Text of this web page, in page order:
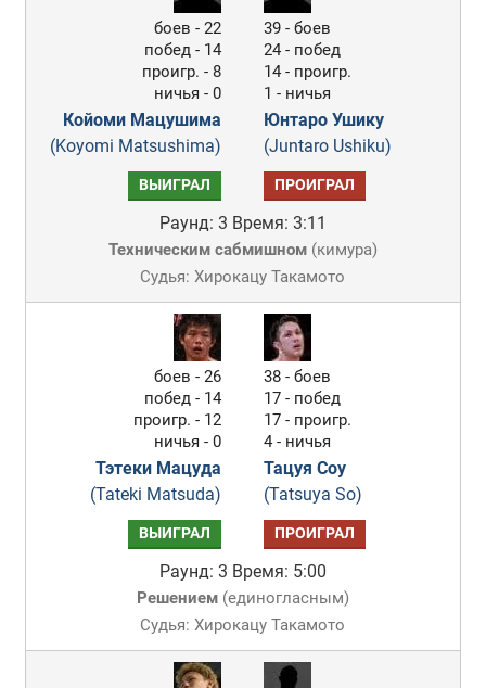
боев - 22
побед - 14
проигр. - 8
ничья - 0
Койоми Мацушима
(Koyomi Matsushima)
39 - боев
24 - побед
14 - проигр.
1 - ничья
Юнтаро Ушику
(Juntaro Ushiku)
ВЫИГРАЛ ПРОИГРАЛ
Раунд: 3 Время: 3:11
Техническим сабмишном(кимура)
Судья: Хирокацу Такамото
боев - 26
побед - 14
проигр. - 12
ничья - 0
Тэтеки Мацуда
(Tateki Matsuda)
38 - боев
17 - побед
17 - проигр.
4 - ничья
Тацуя Соу
(Tatsuya So)
ВЫИГРАЛ ПРОИГРАЛ
Раунд: 3 Время: 5:00
Решением(единогласным)
Судья: Хирокацу Такамото